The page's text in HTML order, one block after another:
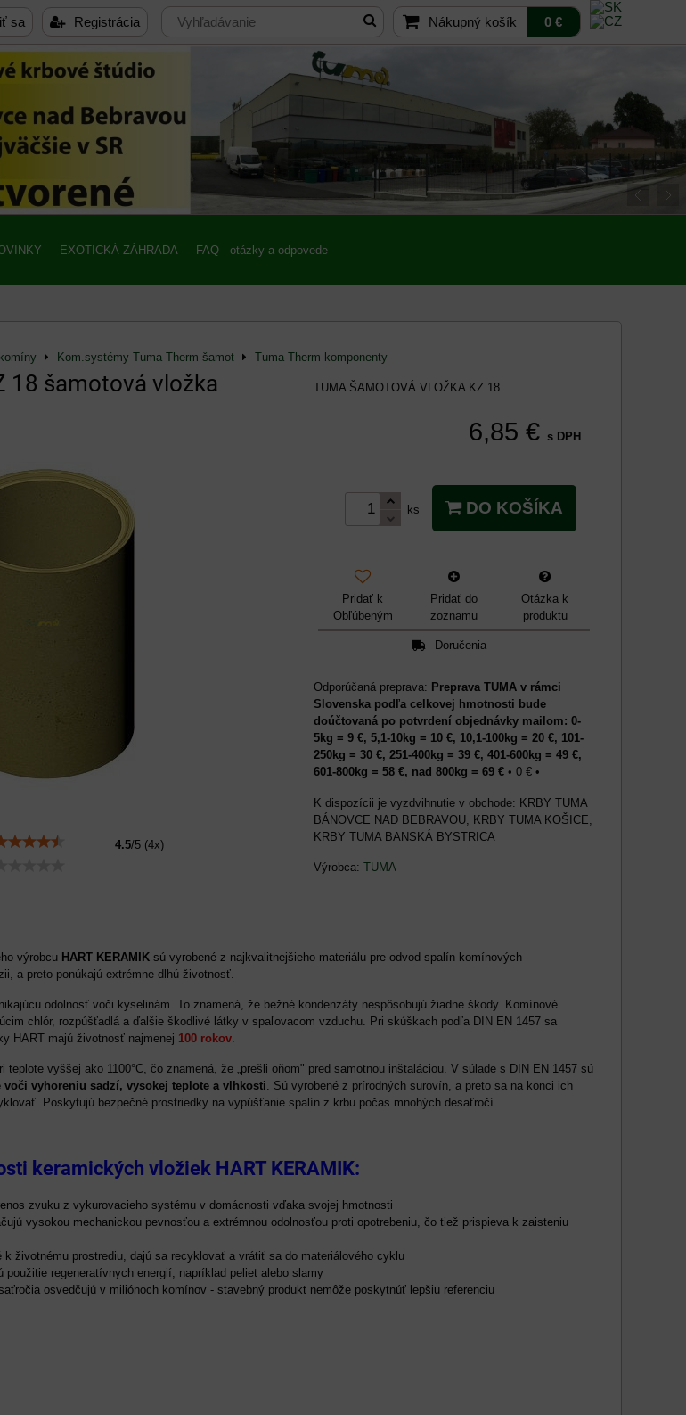
sa Registrácia Nákupný košík 0 €
EXOTICKÁ ZÁHRADA FAQ - otázky a odpovede
Kom.systémy Tuma-Therm šamot Tuma-Therm komponenty
18 šamotová vložka
4.5/5 (4x)
TUMA ŠAMOTOVÁ VLOŽKA KZ 18
6,85 € s DPH
ks DO KOŠÍKA
Pridať k
Obľúbeným
Pridať do
zoznamu
Otázka k
produktu
Doručenia
Preprava TUMA v rámci
Slovenska podľa celkovej hmotnosti bude
doúčtovaná po potvrdení objednávky mailom: 0-
5kg = 9 €, 5,1-10kg = 10 €, 10,1-100kg = 20 €, 101-
250kg = 30 €, 251-400kg = 39 €, 401-600kg = 49 €,
601-800kg = 58 €, nad 800kg = 69 € • 0 € •
KRBY TUMA
BÁNOVCE NAD BEBRAVOU, KRBY TUMA KOŠICE,
KRBY TUMA BANSKÁ BYSTRICA
Výrobca: TUMA
výrobcu HART KERAMIK sú vyrobené z najkvalitnejšieho materiálu pre odvod spalín komínových
a preto ponúkajú extrémne dlhú životnosť.
odolnosť voči kyselinám. To znamená, že bežné kondenzáty nespôsobujú žiadne škody. Komínové
chlór, rozpúšťadlá a ďalšie škodlivé látky v spaľovacom vzduchu. Pri skúškach podľa DIN EN 1457 sa
HART majú životnosť najmenej 100 rokov.
vyššej ako 1100°C, čo znamená, že „prešli oňom" pred samotnou inštaláciou. V súlade s DIN EN 1457 sú
voči vyhoreniu sadzí, vysokej teplote a vlhkosti. Sú vyrobené z prírodných surovín, a preto sa na konci ich
Poskytujú bezpečné prostriedky na vypúšťanie spalín z krbu počas mnohých desaťročí.
keramických vložiek HART KERAMIK:
zvuku z vykurovacieho systému v domácnosti vďaka svojej hmotnosti
vysokou mechanickou pevnosťou a extrémnou odolnosťou proti opotrebeniu, čo tiež prispieva k zaisteniu
životnému prostrediu, dajú sa recyklovať a vrátiť sa do materiálového cyklu
regeneratívnych energií, napríklad peliet alebo slamy
osvedčujú v miliónoch komínov - stavebný produkt nemôže poskytnúť lepšiu referenciu